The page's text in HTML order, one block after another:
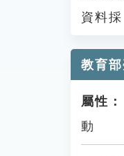
資料採
教育
屬性：
動